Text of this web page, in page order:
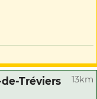
Tréviers 13km